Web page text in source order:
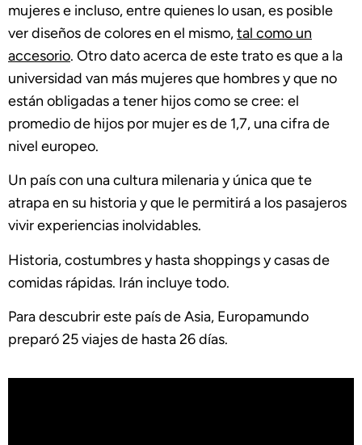
mujeres e incluso, entre quienes lo usan, es posible
ver diseños de colores en el mismo,tal como un
accesorio. Otro dato acerca de este trato es que a la
universidad van más mujeres que hombres y que no
están obligadas a tener hijos como se cree: el
promedio de hijos por mujer es de 1,7, una cifra de
nivel europeo.
Un país con una cultura milenaria y única que te
atrapa en su historia y que le permitirá a los pasajeros
vivir experiencias inolvidables.
Historia, costumbres y hasta shoppings y casas de
comidas rápidas. Irán incluye todo.
Para descubrir este país de Asia, Europamundo
preparó 25 viajes de hasta 26 días.